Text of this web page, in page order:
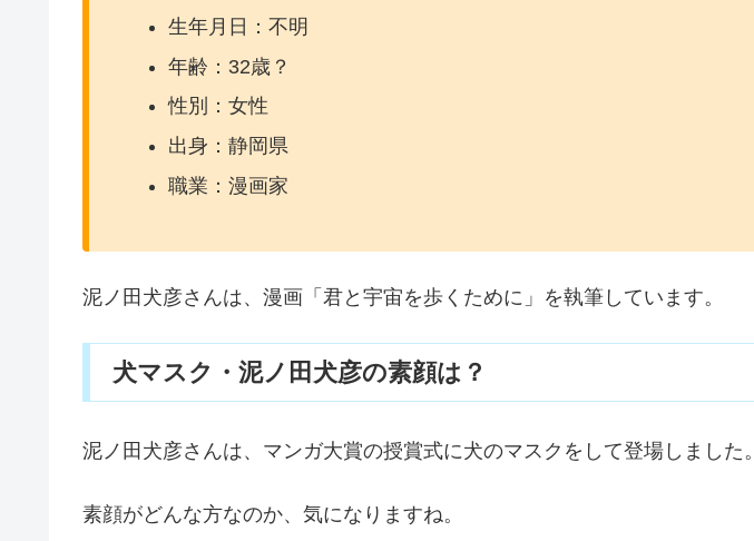
生年月日：不明
年齢：32歳？
性別：女性
出身：静岡県
職業：漫画家
泥ノ田犬彦さんは、漫画「君と宇宙を歩くために」を執筆しています。
犬マスク・泥ノ田犬彦の素顔は？
泥ノ田犬彦さんは、マンガ大賞の授賞式に犬のマスクをして登場しました。
素顔がどんな方なのか、気になりますね。